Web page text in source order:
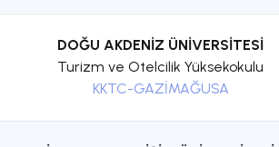
DOĞU AKDENİZ ÜNİVERSİTESİ
Turizm ve Otelcilik Yüksekokulu
KKTC-GAZİMAĞUSA